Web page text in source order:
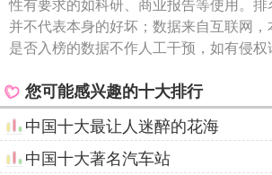
性有要求的如科研、商业报告等使用。排
并不代表本身的好坏；数据来自互联网，
是否入榜的数据不作人工干预，如有侵权
您可能感兴趣的十大排行
中国十大最让人迷醉的花海
中国十大著名汽车站